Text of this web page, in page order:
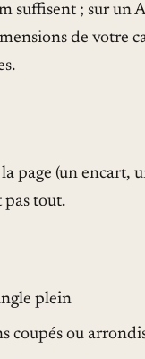
suffisent ; sur un
de votre
page (un encart,
pas tout.
plein
coupés ou